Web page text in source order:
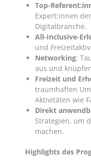
Top-
Expert:innen
Digitalbranche.
All-Inclusive-
und
Networking:
aus und
Freizeit und
traumhaften
Aktivitäten wie
Direkt
Strategien, um
machen.
Highlights des